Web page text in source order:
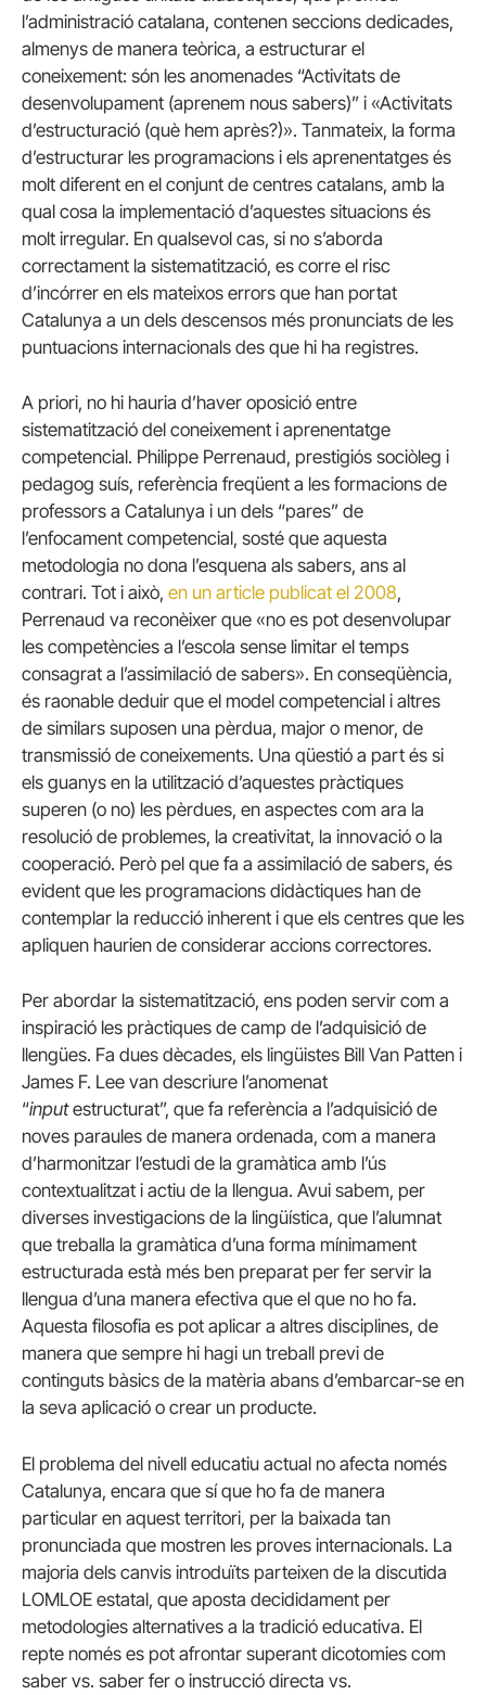
l’administració catalana, contenen seccions dedicades,
almenys de manera teòrica, a estructurar el
coneixement: són les anomenades “Activitats de
desenvolupament (aprenem nous sabers)” i «Activitats
d’estructuració (què hem après?)». Tanmateix, la forma
d’estructurar les programacions i els aprenentatges és
molt diferent en el conjunt de centres catalans, amb la
qual cosa la implementació d’aquestes situacions és
molt irregular. En qualsevol cas, si no s’aborda
correctament la sistematització, es corre el risc
d’incórrer en els mateixos errors que han portat
Catalunya a un dels descensos més pronunciats de les
puntuacions internacionals des que hi ha registres.
A priori, no hi hauria d’haver oposició entre
sistematització del coneixement i aprenentatge
competencial. Philippe Perrenaud, prestigiós sociòleg i
pedagog suís, referència freqüent a les formacions de
professors a Catalunya i un dels “pares” de
l’enfocament competencial, sosté que aquesta
metodologia no dona l’esquena als sabers, ans al
contrari. Tot i això, en un article publicat el 2008,
Perrenaud va reconèixer que «no es pot desenvolupar
les competències a l’escola sense limitar el temps
consagrat a l’assimilació de sabers». En conseqüència,
és raonable deduir que el model competencial i altres
de similars suposen una pèrdua, major o menor, de
transmissió de coneixements. Una qüestió a part és si
els guanys en la utilització d’aquestes pràctiques
superen (o no) les pèrdues, en aspectes com ara la
resolució de problemes, la creativitat, la innovació o la
cooperació. Però pel que fa a assimilació de sabers, és
evident que les programacions didàctiques han de
contemplar la reducció inherent i que els centres que les
apliquen haurien de considerar accions correctores.
Per abordar la sistematització, ens poden servir com a
inspiració les pràctiques de camp de l’adquisició de
llengües. Fa dues dècades, els lingüistes Bill Van Patten i
James F. Lee van descriure l’anomenat
“inputestructurat”, que fa referència a l’adquisició de
noves paraules de manera ordenada, com a manera
d’harmonitzar l’estudi de la gramàtica amb l’ús
contextualitzat i actiu de la llengua. Avui sabem, per
diverses investigacions de la lingüística, que l’alumnat
que treballa la gramàtica d’una forma mínimament
estructurada està més ben preparat per fer servir la
llengua d’una manera efectiva que el que no ho fa.
Aquesta filosofia es pot aplicar a altres disciplines, de
manera que sempre hi hagi un treball previ de
continguts bàsics de la matèria abans d’embarcar-se en
la seva aplicació o crear un producte.
El problema del nivell educatiu actual no afecta només
Catalunya, encara que sí que ho fa de manera
particular en aquest territori, per la baixada tan
pronunciada que mostren les proves internacionals. La
majoria dels canvis introduïts parteixen de la discutida
LOMLOE estatal, que aposta decididament per
metodologies alternatives a la tradició educativa. El
repte només es pot afrontar superant dicotomies com
saber vs. saber fer o instrucció directa vs.